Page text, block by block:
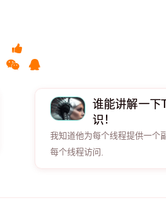
谁能讲解一下
识！
我知道他为每个线程提供一个
每个线程访问.